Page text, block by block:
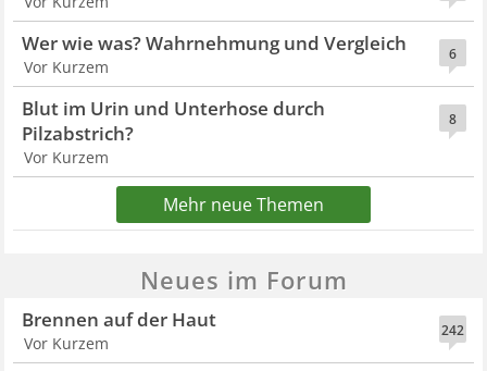
6
Wer wie was? Wahrnehmung und Vergleich
Vor Kurzem
8
Blut im Urin und Unterhose durch
Pilzabstrich?
Vor Kurzem
Mehr neue Themen
Neues im Forum
242
Brennen auf der Haut
Vor Kurzem